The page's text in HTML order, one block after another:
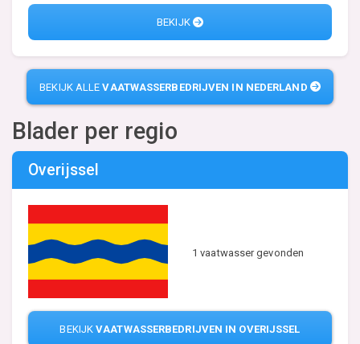
BEKIJK
BEKIJK ALLEVAATWASSERBEDRIJVEN IN NEDERLAND
Blader per regio
Overijssel
1 vaatwasser gevonden
BEKIJKVAATWASSERBEDRIJVEN IN OVERIJSSEL